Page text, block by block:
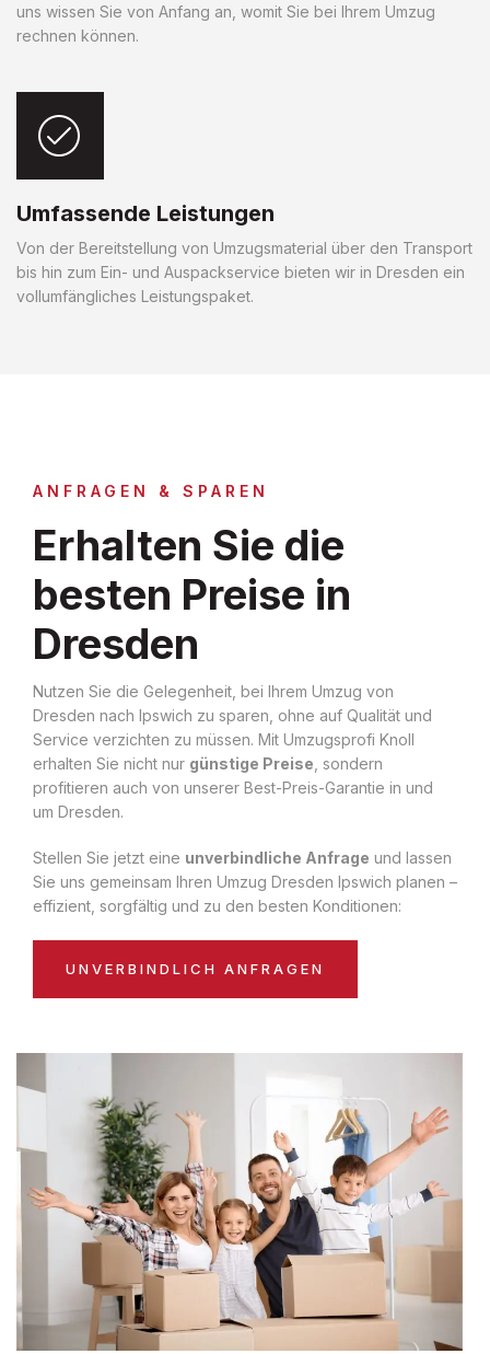
uns wissen Sie von Anfang an, womit Sie bei Ihrem Umzug
rechnen können.
Umfassende Leistungen
Von der Bereitstellung von Umzugsmaterial über den Transport
bis hin zum Ein- und Auspackservice bieten wir in Dresden ein
vollumfängliches Leistungspaket.
ANFRAGEN & SPAREN
Erhalten Sie die
besten Preise in
Dresden
Nutzen Sie die Gelegenheit, bei Ihrem Umzug von
Dresden nach Ipswich zu sparen, ohne auf Qualität und
Service verzichten zu müssen. Mit Umzugsprofi Knoll
erhalten Sie nicht nur günstige Preise , sondern
profitieren auch von unserer Best-Preis-Garantie in und
um Dresden.
Stellen Sie jetzt eine unverbindliche Anfrage und lassen
Sie uns gemeinsam Ihren Umzug Dresden Ipswich planen –
effizient, sorgfältig und zu den besten Konditionen:
UNVERBINDLICH ANFRAGEN